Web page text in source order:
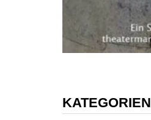
KATEGORIEN